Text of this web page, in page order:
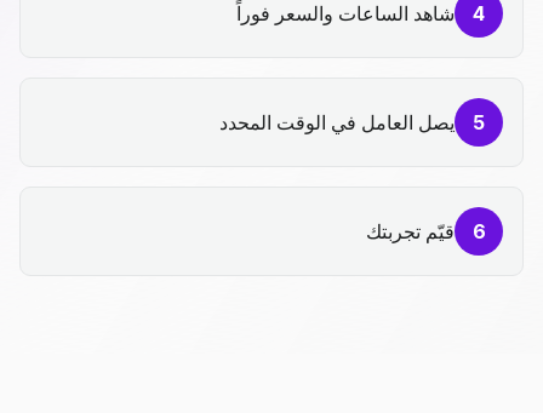
4 شاهد الساعات والسعر فوراً
5 يصل العامل في الوقت المحدد
6 قيّم تجربتك